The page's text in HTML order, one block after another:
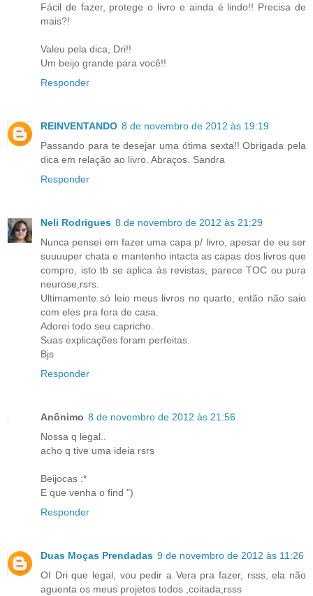
Fácil de fazer, protege o livro e ainda é lindo!! Precisa de
mais?!
Valeu pela dica, Dri!!
Um beijo grande para você!!
Responder
REINVENTANDO 8 de novembro de 2012 às 19:19
Passando para te desejar uma ótima sexta!! Obrigada pela
dica em relação ao livro. Abraços. Sandra
Responder
Neli Rodrigues 8 de novembro de 2012 às 21:29
Nunca pensei em fazer uma capa p/ livro, apesar de eu ser
suuuuper chata e mantenho intacta as capas dos livros que
compro, isto tb se aplica às revistas, parece TOC ou pura
neurose,rsrs.
Ultimamente só leio meus livros no quarto, então não saio
com eles pra fora de casa.
Adorei todo seu capricho.
Suas explicações foram perfeitas.
Bjs
Responder
Anônimo 8 de novembro de 2012 às 21:56
Nossa q legal..
acho q tive uma ideia rsrs
Beijocas :*
E que venha o find ")
Responder
Duas Moças Prendadas 9 de novembro de 2012 às 11:26
OI Dri que legal, vou pedir a Vera pra fazer, rsss, ela não
aguenta os meus projetos todos ,coitada,rsss